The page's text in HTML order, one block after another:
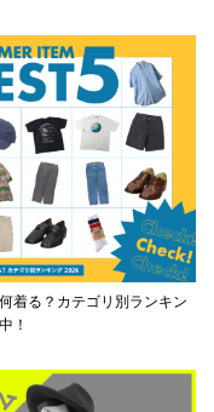
着る？カテゴリ別ランキン
！